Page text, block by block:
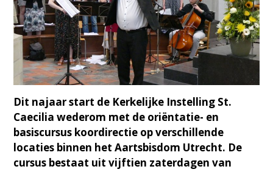
Dit najaar start de Kerkelijke Instelling St.
Caecilia wederom met de oriëntatie- en
basiscursus koordirectie op verschillende
locaties binnen het Aartsbisdom Utrecht. De
cursus bestaat uit vijftien zaterdagen van